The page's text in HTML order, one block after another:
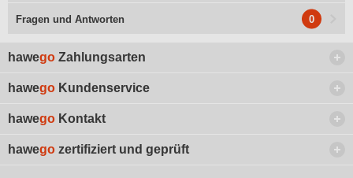
Fragen und Antworten 0
hawego Zahlungsarten
hawego Kundenservice
hawego Kontakt
hawego zertifiziert und geprüft